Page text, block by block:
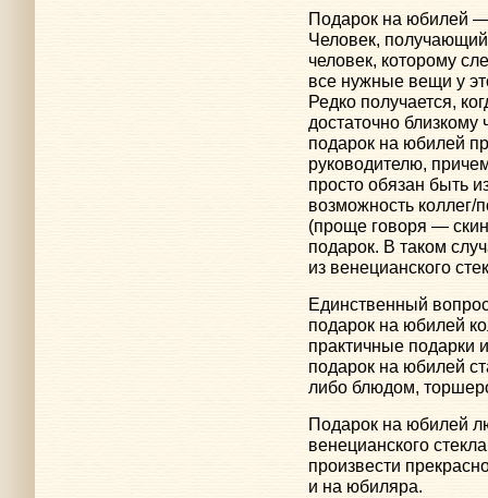
Подарок на юбилей —
Человек,
человек, которому
все нужные вещи у
Редко получается,
достаточно
подарок на юбилей
руководителю,
просто обязан быть
возможность коллег/
(проще говоря —
подарок. В таком
из венецианского
Единственный
подарок на юбилей
практичные подарки
подарок на юбилей
либо блюдом,
Подарок на юбилей
венецианского
произвести
и на юбиляра.